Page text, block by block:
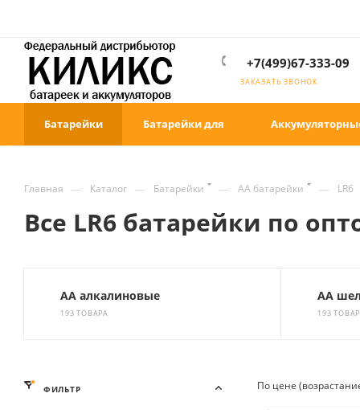
+7(499)67-333-09
ЗАКАЗАТЬ ЗВОНОК
Батарейки Батарейки для
Главная — Каталог — Батарейки — AA батарейки — LR6
Все LR6 батарейки по
АА алкалиновые
193 ТОВАРА
АА
193
По цене
ФИЛЬТР